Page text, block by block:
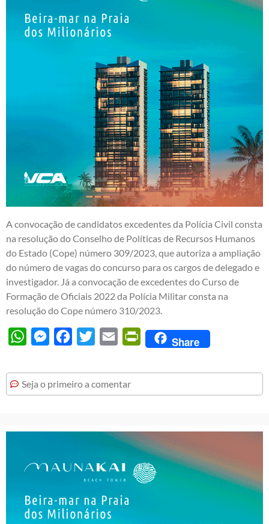
A convocação de candidatos excedentes da Polícia Civil consta
na resolução do Conselho de Políticas de Recursos Humanos
do Estado (Cope) número 309/2023, que autoriza a ampliação
do número de vagas do concurso para os cargos de delegado e
investigador. Já a convocação de excedentes do Curso de
Formação de Oficiais 2022 da Polícia Militar consta na
resolução do Cope número 310/2023.
WhatsAppMessengerFacebook
Twitter Email PrintFriendly
Share
Seja o primeiro a comentar